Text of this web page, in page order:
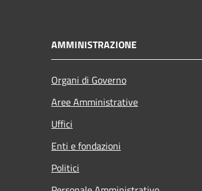
AMMINISTRAZIONE
Organi di Governo
Aree Amministrative
Uffici
Enti e fondazioni
Politici